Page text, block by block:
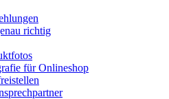
richtig
für Onlineshop